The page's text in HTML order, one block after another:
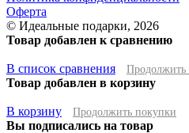
Оферта
© Идеальные подарки, 2026
Товар добавлен к сравнению
В список сравнения Продолжить
Товар добавлен в корзину
В корзину Продолжить покупки
Вы подписались на товар